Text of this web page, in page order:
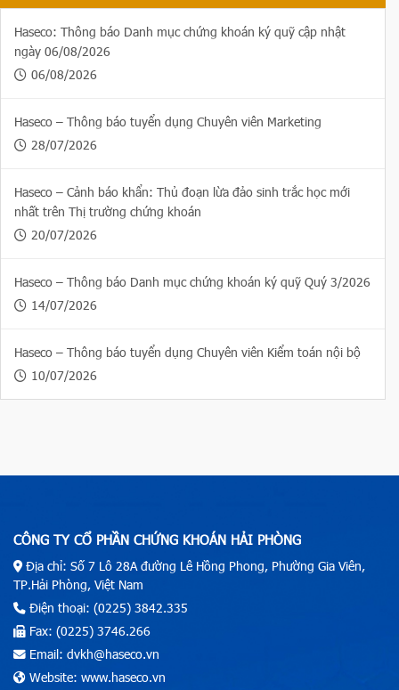
Haseco: Thông báo Danh mục chứng khoán ký quỹ cập nhật
ngày 06/08/2026
06/08/2026
Haseco – Thông báo tuyển dụng Chuyên viên Marketing
28/07/2026
Haseco – Cảnh báo khẩn: Thủ đoạn lừa đảo sinh trắc học mới
nhất trên Thị trường chứng khoán
20/07/2026
Haseco – Thông báo Danh mục chứng khoán ký quỹ Quý 3/2026
14/07/2026
Haseco – Thông báo tuyển dụng Chuyên viên Kiểm toán nội bộ
10/07/2026
CÔNG TY CỔ PHẦN CHỨNG KHOÁN HẢI PHÒNG
Địa chỉ: Số 7 Lô 28A đường Lê Hồng Phong, Phường Gia Viên,
TP.Hải Phòng, Việt Nam
Điện thoại: (0225) 3842.335
Fax: (0225) 3746.266
Email: dvkh@haseco.vn
Website: www.haseco.vn